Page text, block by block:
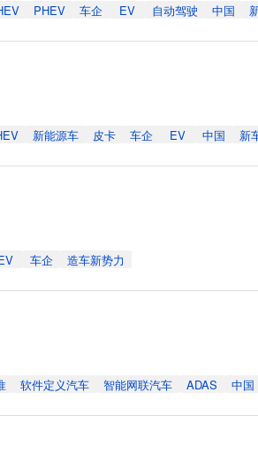
PHEV 车企 EV 自动驾驶 中国
新能源车 皮卡 车企 EV 中国 新
车企 造车新势力
软件定义汽车 智能网联汽车 ADAS 中国